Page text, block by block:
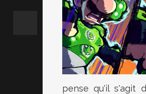
pense qu'il s'agit